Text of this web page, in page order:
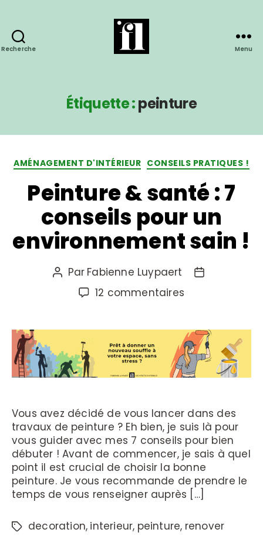
Recherche Menu
Étiquette :peinture
AMÉNAGEMENT D'INTÉRIEUR CONSEILS PRATIQUES !
Peinture & santé : 7
conseils pour un
environnement sain !
Par Fabienne Luypaert
12 commentaires
Vous avez décidé de vous lancer dans des
travaux de peinture ? Eh bien, je suis là pour
vous guider avec mes 7 conseils pour bien
débuter ! Avant de commencer, je sais à quel
point il est crucial de choisir la bonne
peinture. Je vous recommande de prendre le
temps de vous renseigner auprès […]
decoration, interieur, peinture, renover